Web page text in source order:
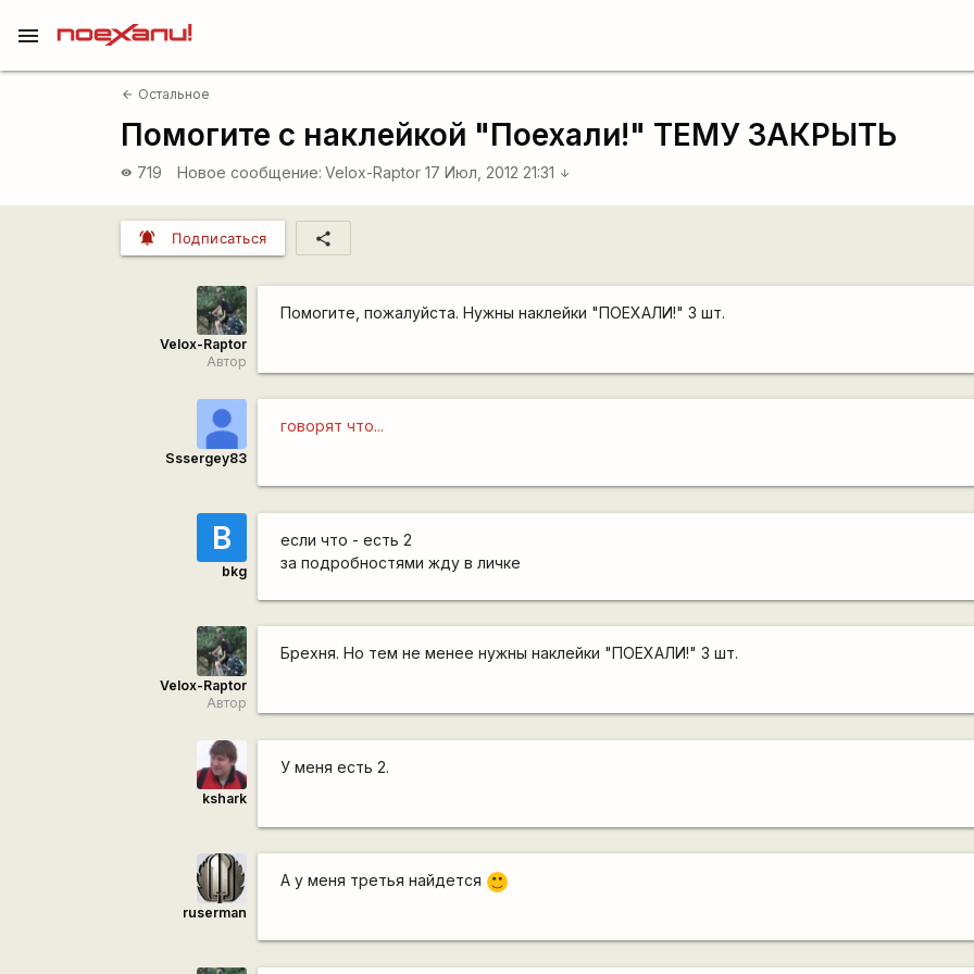
menu
arrow_back Остальное
Помогите с наклейкой "Поехали!" ТЕМУ ЗАКРЫТЬ
visibility 719 Новое сообщение: Velox-Raptor 17 Июл, 2012 21:31 arrow_downward
notifications_active Подписаться share
Velox-Raptor
Автор
Помогите, пожалуйста. Нужны наклейки "ПОЕХАЛИ!" 3 шт.
Sssergey83
говорят что...
B
bkg
если что - есть 2
за подробностями жду в личке
Velox-Raptor
Автор
Брехня. Но тем не менее нужны наклейки "ПОЕХАЛИ!" 3 шт.
kshark
У меня есть 2.
ruserman
А у меня третья найдется :)